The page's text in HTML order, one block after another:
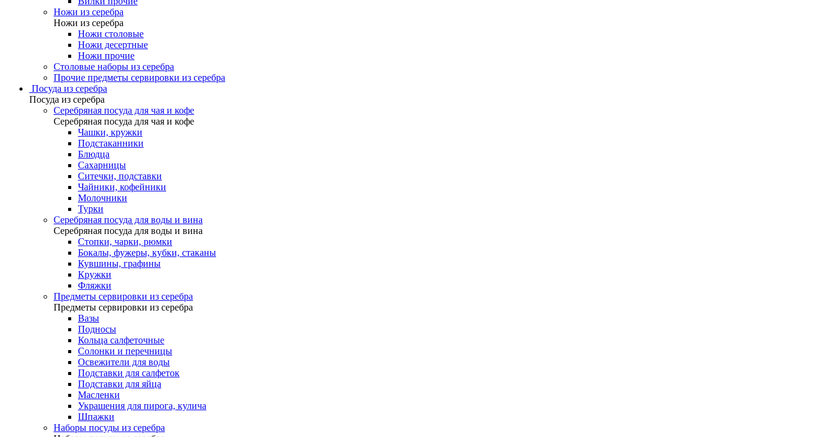
Ножи из серебра
Ножи из серебра
Ножи столовые
Ножи десертные
Ножи прочие
Столовые наборы из серебра
Прочие предметы сервировки из серебра
Посуда из серебра
Посуда из серебра
Серебряная посуда для чая и кофе
Серебряная посуда для чая и кофе
Чашки, кружки
Подстаканники
Блюдца
Сахарницы
Ситечки, подставки
Чайники, кофейники
Молочники
Турки
Серебряная посуда для воды и вина
Серебряная посуда для воды и вина
Стопки, чарки, рюмки
Бокалы, фужеры, кубки, стаканы
Кувшины, графины
Кружки
Фляжки
Предметы сервировки из серебра
Предметы сервировки из серебра
Вазы
Подносы
Кольца салфеточные
Солонки и перечницы
Освежители для воды
Подставки для салфеток
Подставки для яйца
Масленки
Украшения для пирога, кулича
Шпажки
Наборы посуды из серебра